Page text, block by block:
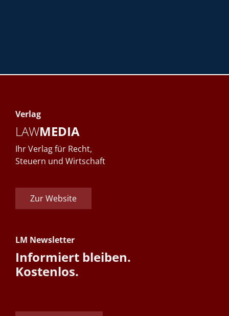
Verlag
LAWMEDIA
Ihr Verlag für Recht,
Steuern und Wirtschaft
Zur Website
LM Newsletter
Informiert bleiben.
Kostenlos.